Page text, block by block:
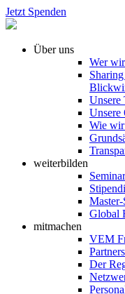
Jetzt Spenden
Über uns
Wer
Unsere
Unsere
Wie wir
weiterbilden
Global
mitmachen
VEM
Der